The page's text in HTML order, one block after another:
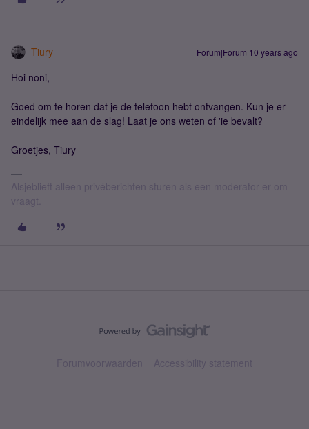
Tiury Forum|Forum|10 years ago
Hoi noni,
Goed om te horen dat je de telefoon hebt ontvangen. Kun je er
eindelijk mee aan de slag! Laat je ons weten of 'ie bevalt?
Groetjes, Tiury
Alsjeblieft alleen privéberichten sturen als een moderator er om
vraagt.
Forumvoorwaarden Accessibility statement